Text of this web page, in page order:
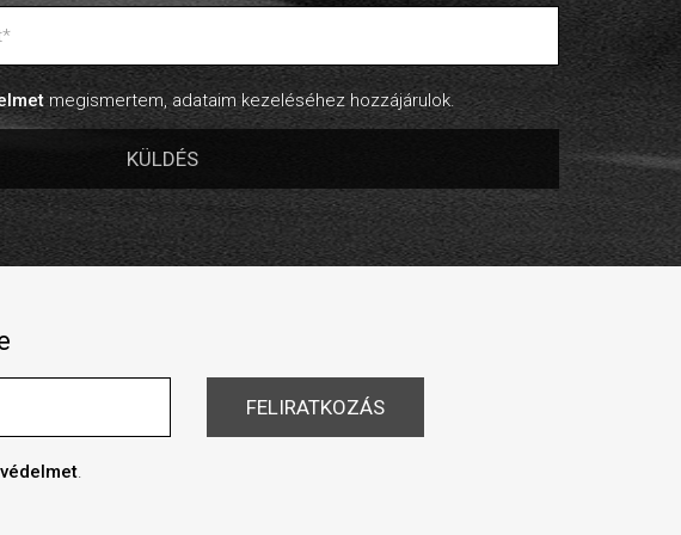
megismertem, adataim kezeléséhez hozzájárulok.
.